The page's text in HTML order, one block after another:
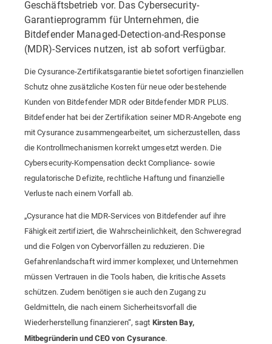
Geschäftsbetrieb vor. Das Cybersecurity-
Garantieprogramm für Unternehmen, die
Bitdefender Managed-Detection-and-Response
(MDR)-Services nutzen, ist ab sofort verfügbar.
Die Cysurance-Zertifikatsgarantie bietet sofortigen finanziellen
Schutz ohne zusätzliche Kosten für neue oder bestehende
Kunden von Bitdefender MDR oder Bitdefender MDR PLUS.
Bitdefender hat bei der Zertifikation seiner MDR-Angebote eng
mit Cysurance zusammengearbeitet, um sicherzustellen, dass
die Kontrollmechanismen korrekt umgesetzt werden. Die
Cybersecurity-Kompensation deckt Compliance- sowie
regulatorische Defizite, rechtliche Haftung und finanzielle
Verluste nach einem Vorfall ab.
„Cysurance hat die MDR-Services von Bitdefender auf ihre
Fähigkeit zertifiziert, die Wahrscheinlichkeit, den Schweregrad
und die Folgen von Cybervorfällen zu reduzieren. Die
Gefahrenlandschaft wird immer komplexer, und Unternehmen
müssen Vertrauen in die Tools haben, die kritische Assets
schützen. Zudem benötigen sie auch den Zugang zu
Geldmitteln, die nach einem Sicherheitsvorfall die
Wiederherstellung finanzieren“, sagt Kirsten Bay,
Mitbegründerin und CEO von Cysurance.